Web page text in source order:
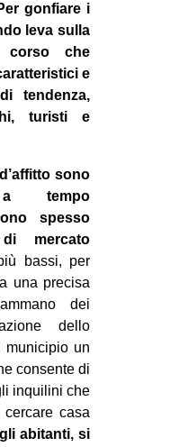
gonfiare i
leva sulla
corso che
e
tendenza,
turisti e
sono
a tempo
spesso
mercato
bassi, per
una precisa
dei
dello
municipio un
consente di
inquilini che
casa
abitanti, si